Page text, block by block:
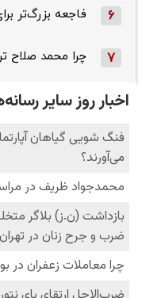
6 فاجعه بزرگ‌تر
7 چرا محمد صلاح